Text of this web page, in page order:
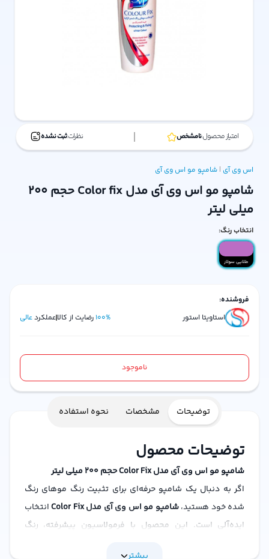
امتیاز محصول:نامشخص نظرات:ثبت نشده
اس وی آی | شامپو مو اس وی آی
شامپو مو اس وی آی مدل Color fix حجم 200
میلی لیتر
انتخاب رنگ:
طلایی سولار
فروشنده:
استاویتا استور
100% رضایت از کالاعملکردعالی
ناموجود
توضیحات مشخصات نحوه استفاده
توضیحات محصول
شامپو مو اس وی آی مدل Color Fix حجم 200 میلی لیتر
اگر به دنبال یک شامپو حرفه‌ای برای تثبیت رنگ موهای رنگ
شده خود هستید،شامپو مو اس وی آی مدل Color Fix
انتخاب
ایده‌آلی است. این محصول با فرمولاسیون پیشرفته، رنگ
بیشتر